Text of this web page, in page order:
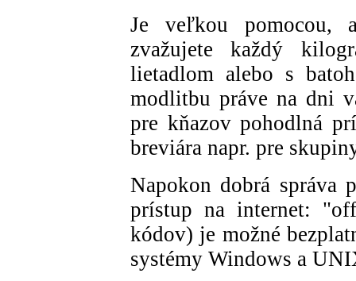
Je veľkou pomocou,
zvažujete každý
lietadlom alebo s
modlitbu práve na dni
pre kňazov pohodlná
breviára napr. pre
Napokon dobrá správa
prístup na internet:
kódov) je možné
systémy Windows a